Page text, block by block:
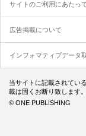
サイトのご利用にあたっ
広告掲載について
インフォマティブデータ
当サイトに記載されてい
載は固くお断り致します。
© ONE PUBLISHING